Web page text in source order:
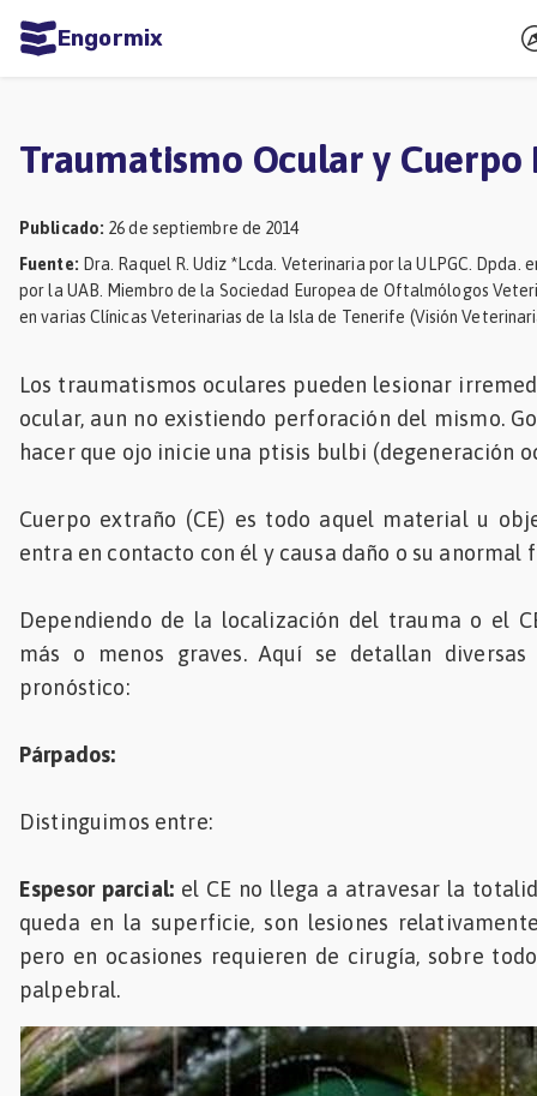
Engormix
Agricultura
Balanceados
Piensos
Ganadería
Lechería
Porcicultura
Traumatismo Ocular y Cuerpo
Publicado: 26 de septiembre de 2014
Fuente: Dra. Raquel R. Udiz *Lcda. Veterinaria por la ULPGC.
por la UAB. Miembro de la Sociedad Europea de Oftalmólogos
en varias Clínicas Veterinarias de la Isla de Tenerife (Visión
Los traumatismos oculares pueden lesionar
ocular, aun no existiendo perforación del mismo.
hacer que ojo inicie una ptisis bulbi (degeneración
Cuerpo extraño (CE) es todo aquel material u
entra en contacto con él y causa daño o su anormal
Dependiendo de la localización del trauma o el
más o menos graves. Aquí se detallan
pronóstico:
Párpados:
Distinguimos entre:
Espesor parcial: el CE no llega a atravesar la
queda en la superficie, son lesiones
pero en ocasiones requieren de cirugía, sobre
palpebral.